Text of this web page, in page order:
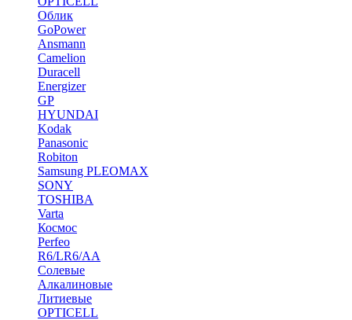
Облик
GoPower
Ansmann
Camelion
Duracell
Energizer
GP
HYUNDAI
Kodak
Panasonic
Robiton
Samsung PLEOMAX
SONY
TOSHIBA
Varta
Космос
Perfeo
R6/LR6/AA
Солевые
Алкалиновые
Литиевые
OPTICELL